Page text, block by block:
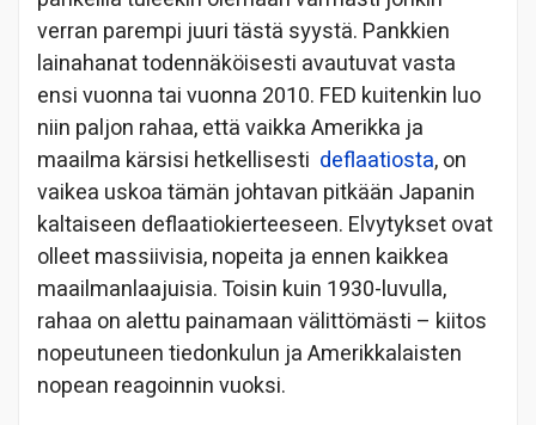
verran parempi juuri tästä syystä. Pankkien
lainahanat todennäköisesti avautuvat vasta
ensi vuonna tai vuonna 2010. FED kuitenkin luo
niin paljon rahaa, että vaikka Amerikka ja
maailma kärsisi hetkellisesti deflaatiosta, on
vaikea uskoa tämän johtavan pitkään Japanin
kaltaiseen deflaatiokierteeseen. Elvytykset ovat
olleet massiivisia, nopeita ja ennen kaikkea
maailmanlaajuisia. Toisin kuin 1930-luvulla,
rahaa on alettu painamaan välittömästi – kiitos
nopeutuneen tiedonkulun ja Amerikkalaisten
nopean reagoinnin vuoksi.